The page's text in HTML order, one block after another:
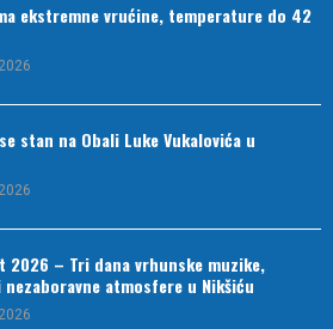
ekstremne vrućine, temperature do 42
stan na Obali Luke Vukalovića u
2026 – Tri dana vrhunske muzike,
atmosfere u Nikšiću